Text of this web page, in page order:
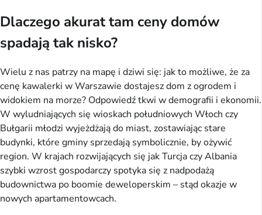
Dlaczego akurat tam ceny domów
spadają tak nisko?
Wielu z nas patrzy na mapę i dziwi się: jak to możliwe, że za
cenę kawalerki w Warszawie dostajesz dom z ogrodem i
widokiem na morze? Odpowiedź tkwi w demografii i ekonomii.
W wyludniających się wioskach południowych Włoch czy
Bułgarii młodzi wyjeżdżają do miast, zostawiając stare
budynki, które gminy sprzedają symbolicznie, by ożywić
region. W krajach rozwijających się jak Turcja czy Albania
szybki wzrost gospodarczy spotyka się z nadpodażą
budownictwa po boomie deweloperskim – stąd okazje w
nowych apartamentowcach.